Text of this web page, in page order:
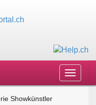
Toggle
Showkünstler